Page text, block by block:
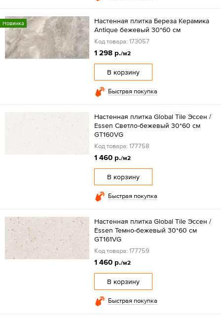
Новинка
Настенная плитка Береза Керамика
Antique бежевый 30*60 см
Код товара: 173057
1 298 р./м2
В корзину
Быстрая покупка
Настенная плитка Global Tile Эссен /
Essen Светло-бежевый 30*60 см
GT160VG
Код товара: 177758
1 460 р./м2
В корзину
Быстрая покупка
Настенная плитка Global Tile Эссен /
Essen Темно-бежевый 30*60 см
GT161VG
Код товара: 177759
1 460 р./м2
В корзину
Быстрая покупка